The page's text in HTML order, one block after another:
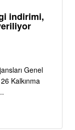
indirimi,
Genel
Kalkınma